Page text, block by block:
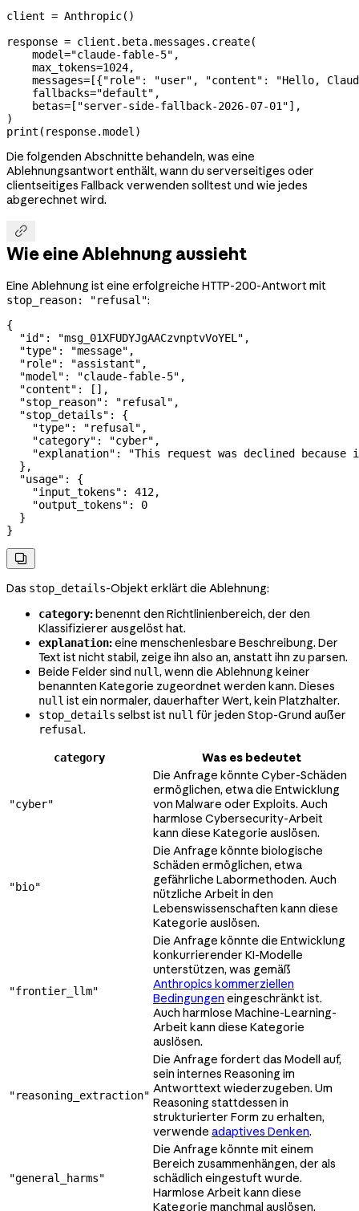
client = Anthropic()
response = client.beta.messages.create(
    model
="claude-fable-5" ,
    max_tokens
=1024,
    messages
= [{"role" : "user" , "content" :
"Hello,
    fallbacks
="default" ,
    betas
= [ "server-side-fallback-2026-07-01"],
)
print (response.model)
Die folgenden Abschnitte behandeln, was eine
Ablehnungsantwort enthält, wann du serverseitiges oder
clientseitiges Fallback verwenden solltest und wie jedes
abgerechnet wird.

Wie eine Ablehnung aussieht
Eine Ablehnung ist eine erfolgreiche HTTP-200-Antwort mit
stop_reason: "refusal":
{
  "id"
: "msg_01XFUDYJgAACzvnptvVoYEL" ,
  "type"
: "message" ,
  "role"
: "assistant" ,
  "model"
: "claude-fable-5" ,
  "content"
: [],
  "stop_reason"
: "refusal" ,
  "stop_details"
: {
    "type"
: "refusal" ,
    "category"
: "cyber" ,
    "explanation"
:
"This request was declined
  },
  "usage"
: {
    "input_tokens"
: 412,
    "output_tokens"
: 0
  }
}

Das stop_details-Objekt erklärt die Ablehnung:
category:benennt den Richtlinienbereich, der den
Klassifizierer ausgelöst hat.
explanation:eine menschenlesbare Beschreibung. Der
Text ist nicht stabil, zeige ihn also an, anstatt ihn zu parsen.
Beide Felder sind null, wenn die Ablehnung keiner
benannten Kategorie zugeordnet werden kann. Dieses
null ist ein normaler, dauerhafter Wert, kein Platzhalter.
stop_details selbst ist null für jeden Stop-Grund außer
refusal.
category Was es bedeutet
"cyber"
Die Anfrage könnte Cyber-Schäden
ermöglichen, etwa die Entwicklung
von Malware oder Exploits. Auch
harmlose Cybersecurity-Arbeit
kann diese Kategorie auslösen.
"bio"
Die Anfrage könnte biologische
Schäden ermöglichen, etwa
gefährliche Labormethoden. Auch
nützliche Arbeit in den
Lebenswissenschaften kann diese
Kategorie auslösen.
"frontier_llm"
Die Anfrage könnte die Entwicklung
konkurrierender KI-Modelle
unterstützen, was gemäß
Anthropics kommerziellen
Bedingungen eingeschränkt ist.
Auch harmlose Machine-Learning-
Arbeit kann diese Kategorie
auslösen.
"reasoning_extraction"
Die Anfrage fordert das Modell auf,
sein internes Reasoning im
Antworttext wiederzugeben. Um
Reasoning stattdessen in
strukturierter Form zu erhalten,
verwende adaptives Denken.
"general_harms"
Die Anfrage könnte mit einem
Bereich zusammenhängen, der als
schädlich eingestuft wurde.
Harmlose Arbeit kann diese
Kategorie manchmal auslösen.